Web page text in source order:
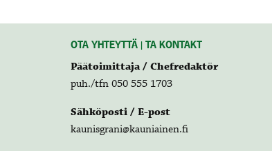
OTA YHTEYTTÄ | TA KONTAKT
Päätoimittaja / Chefredaktör
puh./tfn 050 555 1703
Sähköposti / E-post
kaunisgrani@kauniainen.fi